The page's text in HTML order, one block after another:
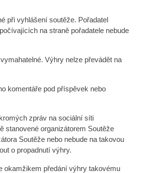
při vyhlášení soutěže. Pořadatel
na straně pořadatele nebude
Výhry nelze převádět na
komentáře pod příspěvek nebo
zpráv na sociální síti
stanovené organizátorem Soutěže
Soutěže nebo nebude na takovou
o propadnutí výhry.
okamžikem předání výhry takovému